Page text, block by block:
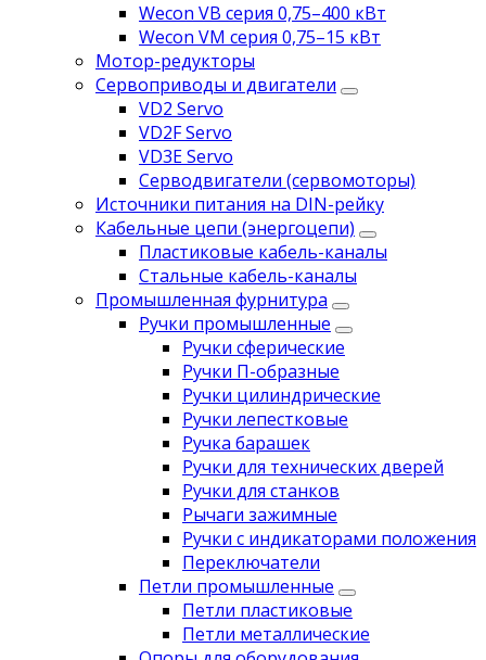
Wecon VB серия 0,75–400 кВт
Wecon VM серия 0,75–15 кВт
Мотор-редукторы
Сервоприводы и двигатели
VD2 Servo
VD2F Servo
VD3E Servo
Серводвигатели (сервомоторы)
Источники питания на DIN-рейку
Кабельные цепи (энергоцепи)
Пластиковые кабель-каналы
Стальные кабель-каналы
Промышленная фурнитура
Ручки промышленные
Ручки сферические
Ручки П-образные
Ручки цилиндрические
Ручки лепестковые
Ручка барашек
Ручки для технических дверей
Ручки для станков
Рычаги зажимные
Ручки с индикаторами положения
Переключатели
Петли промышленные
Петли пластиковые
Петли металлические